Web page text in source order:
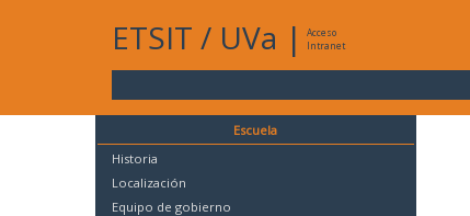
ETSIT / UVa |
Acceso
Intranet
Escuela
Historia
Localización
Equipo de gobierno